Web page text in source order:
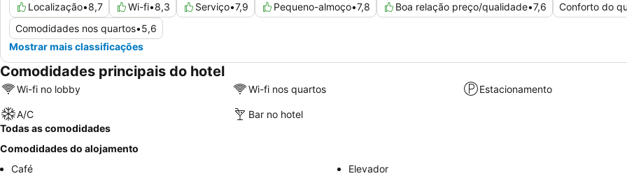
Localização•8,7 Wi-fi•8,3 Serviço•7,9 Pequeno-almoço•7,8 Boa relação preço/qualidade•7,6 Conforto do
Comodidades nos quartos•5,6
Mostrar mais classificações
Comodidades principais do hotel
Wi-fi no lobby Wi-fi nos quartos Estacionamento
A/C
Bar no hotel
Todas as comodidades
Comodidades do alojamento
Café
Elevador